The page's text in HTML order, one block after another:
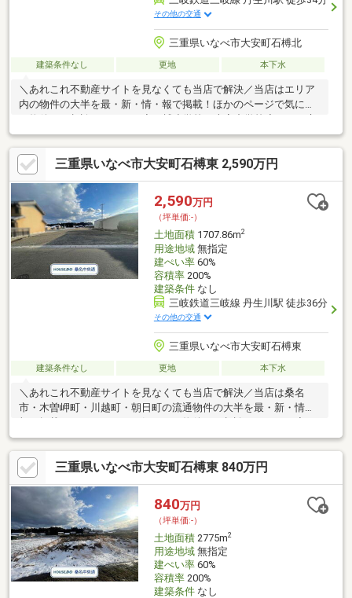
その他の交通
三重県いなべ市大安町石榑北
建築条件なし 更地 本下水
＼あれこれ不動産サイトを見なくても当店で解決／当店はエリア
内の物件の大半を最・新・情・報で掲載！ほかのページで気にな
福祉バス「渕空川橋」停まで徒歩約4分◆敷地面積約708.83坪◆
落ち着いた静かな環境◆建築条件なし※写真をクリックすると、
詳細をご覧いただけます。＝＝＝＝＝＝＝＝＝＝＝＝＝＝＝＝＝
＝＝＝＝＝＝＝＝土地選びでお困りの時は、一度お気軽にご相談
ください。当店が土地探しをサポート致します！＝＝＝＝＝＝＝
＝＝＝＝＝＝＝＝＝＝＝＝＝＝＝＝＝＝
三重県いなべ市大安町石榑東 2,590万円
2,590万円
（坪単価:-）
土地面積1707.86m2
用途地域無指定
建ぺい率60%
容積率200%
建築条件なし
三岐鉄道三岐線 丹生川駅 徒歩36分
その他の交通
三重県いなべ市大安町石榑東
建築条件なし 更地 本下水
＼あれこれ不動産サイトを見なくても当店で解決／当店は桑名
市・木曽岬町・川越町・朝日町の流通物件の大半を最・新・情・
報で掲載！ほかのページで気になる物件もご相談ください。◆石
榑小学校／大安中学校◆アイバス「一色南交差点」停まで徒歩約
4分◆敷地面積約516.62坪◆現況渡し◆小学校まで徒歩約7分※写
真をクリックすると、詳細をご覧いただけます。＝＝＝＝＝＝＝
＝＝＝＝＝＝＝＝＝＝＝＝＝＝＝＝＝＝土地購入の疑問にお答え
します！どんな費用がかかるの？すべて丁寧にお答えします。＝
＝＝＝＝＝＝＝＝＝＝＝＝＝＝＝＝＝＝＝＝＝＝＝＝
三重県いなべ市大安町石榑東 840万円
840万円
（坪単価:-）
土地面積2775m2
用途地域無指定
建ぺい率60%
容積率200%
建築条件なし